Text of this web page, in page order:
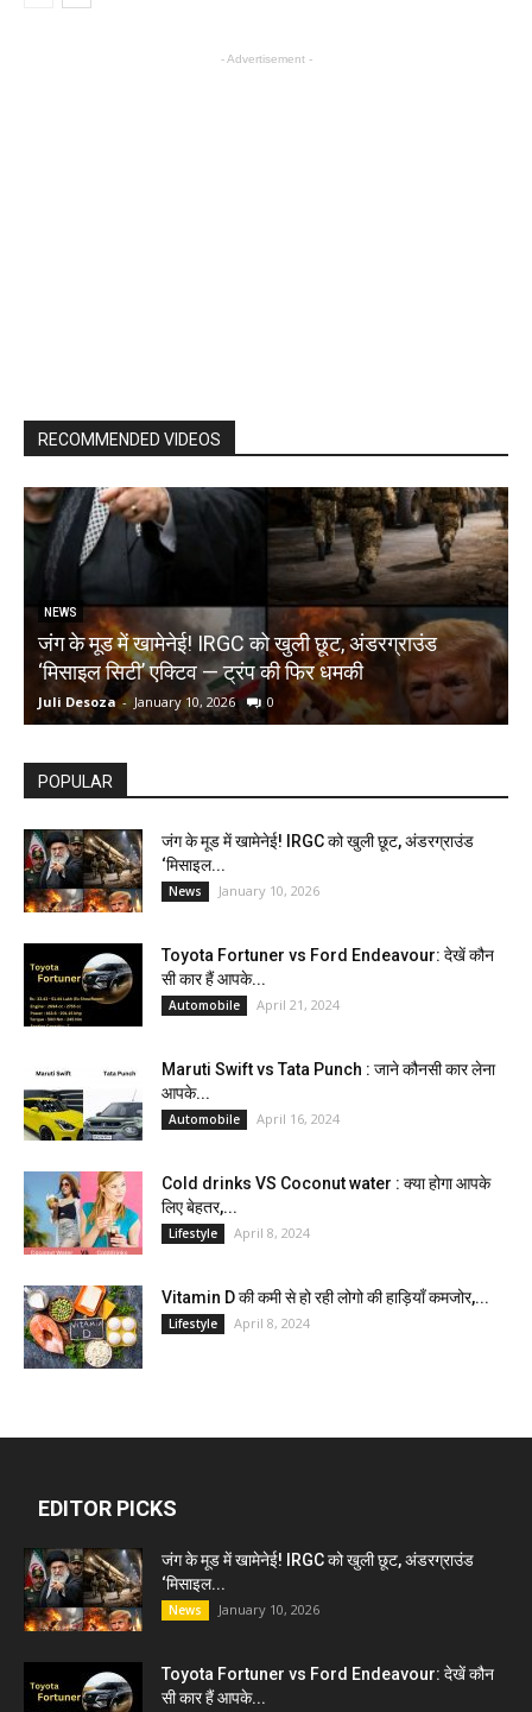
- Advertisement -
RECOMMENDED VIDEOS
NEWS
जंग के मूड में खामेनेई! IRGC को खुली छूट, अंडरग्राउंड
‘मिसाइल सिटी’ एक्टिव — ट्रंप की फिर धमकी
Juli Desoza - January 10, 2026 0
POPULAR
जंग के मूड में खामेनेई! IRGC को खुली छूट, अंडरग्राउंड
‘मिसाइल...
News January 10, 2026
Toyota Fortuner vs Ford Endeavour: देखें कौन
सी कार हैं आपके...
Automobile April 21, 2024
Maruti Swift vs Tata Punch : जाने कौनसी कार लेना
आपके...
Automobile April 16, 2024
Cold drinks VS Coconut water : क्या होगा आपके
लिए बेहतर,...
Lifestyle April 8, 2024
Vitamin D की कमी से हो रही लोगो की हाड़ियाँ कमजोर,...
Lifestyle April 8, 2024
EDITOR PICKS
जंग के मूड में खामेनेई! IRGC को खुली छूट, अंडरग्राउंड
‘मिसाइल...
News January 10, 2026
Toyota Fortuner vs Ford Endeavour: देखें कौन
सी कार हैं आपके...